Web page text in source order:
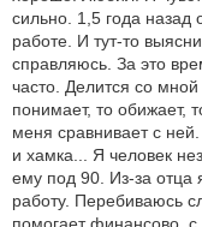
сильно. 1,5 года
работе. И тут-то
справляюсь. За это
часто. Делится со
понимает, то обижает,
меня сравнивает с
и хамка... Я человек
ему под 90. Из-за отца
работу. Перебиваюсь
помогает финансово,